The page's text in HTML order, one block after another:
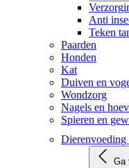
Anti
Teken
Paarden
Honden
Kat
Duiven en
Wondzorg
Nagels en
Spieren en
Dierenvoeding
Ga